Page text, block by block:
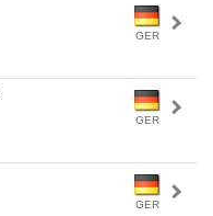
GER
GER
GER